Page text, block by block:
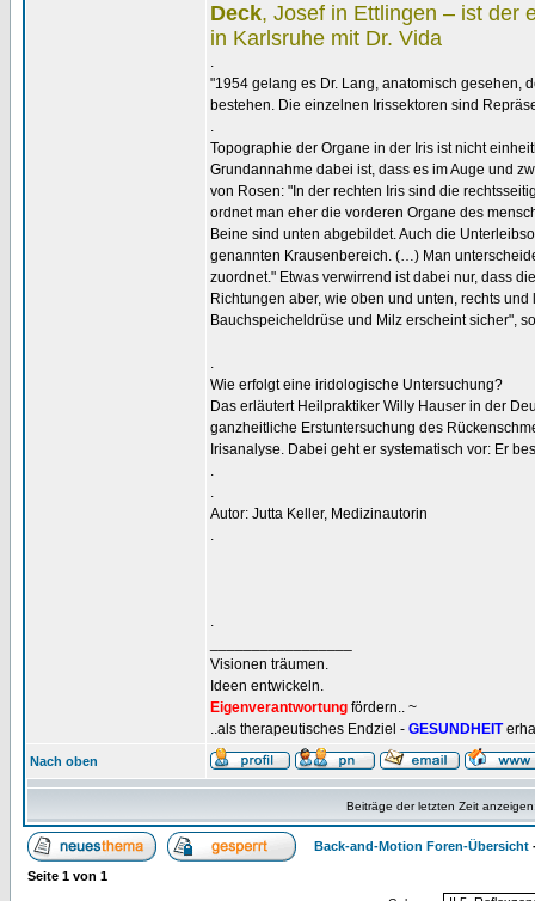
Deck, Josef in Ettlingen – ist der
in Karlsruhe mit Dr. Vida
.
"1954 gelang es Dr. Lang, anatomisch gesehen,
bestehen. Die einzelnen Irissektoren sind
.
Topographie der Organe in der Iris ist nicht
Grundannahme dabei ist, dass es im Auge und
von Rosen: "In der rechten Iris sind die
ordnet man eher die vorderen Organe des
Beine sind unten abgebildet. Auch die
genannten Krausenbereich. (…) Man
zuordnet." Etwas verwirrend ist dabei nur, dass
Richtungen aber, wie oben und unten, rechts
Bauchspeicheldrüse und Milz erscheint sicher",
.
Wie erfolgt eine iridologische Untersuchung?
Das erläutert Heilpraktiker Willy Hauser in der
ganzheitliche Erstuntersuchung des
Irisanalyse. Dabei geht er systematisch vor: Er
.
.
Autor: Jutta Keller, Medizinautorin
.
.
Visionen träumen.
Ideen entwickeln.
Eigenverantwortung fördern.. ~
..als therapeutisches Endziel - GESUNDHEIT
Nach oben
Beiträge der letzten Zeit
Back-and-Motion Foren-Übersicht
Seite 1 von 1